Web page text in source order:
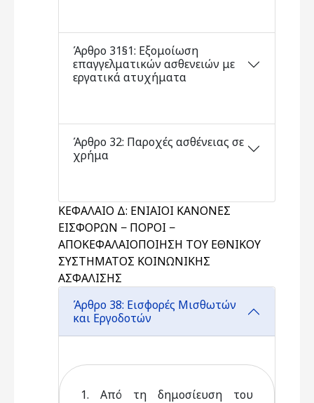
Άρθρο 31§1: Εξομοίωση
επαγγελματικών ασθενειών με
εργατικά ατυχήματα
Άρθρο 32: Παροχές ασθένειας σε
χρήμα
ΚΕΦΑΛΑΙΟ Δ: ΕΝΙΑΙΟΙ ΚΑΝΟΝΕΣ
ΕΙΣΦΟΡΩΝ − ΠΟΡΟΙ −
ΑΠΟΚΕΦΑΛΑΙΟΠΟΙΗΣΗ ΤΟΥ ΕΘΝΙΚΟΥ
ΣΥΣΤΗΜΑΤΟΣ ΚΟΙΝΩΝΙΚΗΣ
ΑΣΦΑΛΙΣΗΣ
Άρθρο 38: Εισφορές Μισθωτών
και Εργοδοτών
1. Από τη δημοσίευση του